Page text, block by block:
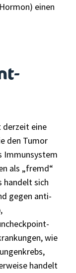
einen
derzeit eine
den Tumor
Immunsystem
als „fremd“
handelt sich
gegen anti-
wie
handelt